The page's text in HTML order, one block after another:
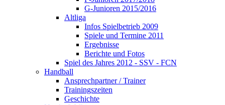
G-Junioren 2015/2016
Altliga
Infos Spielbetrieb 2009
Spiele und Termine 2011
Ergebnisse
Berichte und Fotos
Spiel des Jahres 2012 - SSV - FCN
Handball
Ansprechpartner / Trainer
Trainingszeiten
Geschichte